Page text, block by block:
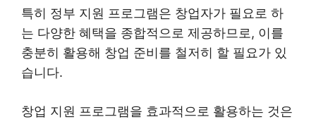
특히 정부 지원 프로그램은 창업자가 필요로 하
는 다양한 혜택을 종합적으로 제공하므로, 이를
충분히 활용해 창업 준비를 철저히 할 필요가 있
습니다.
창업 지원 프로그램을 효과적으로 활용하는 것은